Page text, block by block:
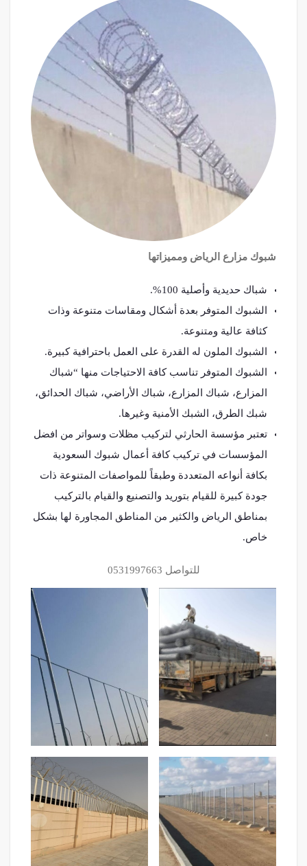
شبوك مزارع الرياض ومميزاتها
شباك حديدية وأصلية 100%.
الشبوك المتوفر بعدة أشكال ومقاسات متنوعة وذات
كثافة عالية ومتنوعة.
الشبوك الملون له القدرة على العمل باحترافية كبيرة.
الشبوك المتوفر تناسب كافة الاحتياجات منها “شباك
المزارع، شباك المزارع، شباك الأراضي، شباك الحدائق،
شبك الطرق، الشبك الأمنية وغيرها.
تعتبر مؤسسة الحارثي لتركيب مظلات وسواتر من افضل
المؤسسات في تركيب كافة أعمال شبوك السعودية
بكافة أنواعه المتعددة وطبقاً للمواصفات المتنوعة ذات
جودة كبيرة للقيام بتوريد والتصنيع والقيام بالتركيب
بمناطق الرياض والكثير من المناطق المجاورة لها بشكل
خاص.
للتواصل 0531997663